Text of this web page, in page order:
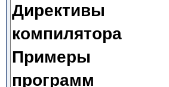
Директивы
компилятора
Примеры
программ